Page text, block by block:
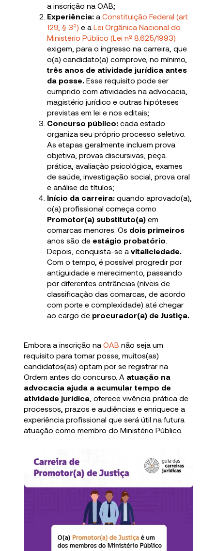
a inscrição na OAB;
Experiência: aConstituição Federal (art.
129, § 3º) e aLei Orgânica Nacional do
Ministério Público (Lei nº 8.625/1993)
exigem, para o ingresso na carreira, que
o(a) candidato(a) comprove, no mínimo,
três anos de atividade jurídica antes
da posse.Esse requisito pode ser
cumprido com atividades na advocacia,
magistério jurídico e outras hipóteses
previstas em lei e nos editais;
Concurso público: cada estado
organiza seu próprio processo seletivo.
As etapas geralmente incluem prova
objetiva, provas discursivas, peça
prática, avaliação psicológica, exames
de saúde, investigação social, prova oral
e análise de títulos;
Início da carreira: quando aprovado(a),
o(a) profissional começa como
Promotor(a) substituto(a) em
comarcas menores. Os dois primeiros
anos são de estágio probatório
Depois, conquista-se avitaliciedade.
Com o tempo, é possível progredir por
antiguidade e merecimento, passando
por diferentes entrâncias (níveis de
classificação das comarcas, de acordo
com porte e complexidade) até chegar
ao cargo de procurador(a) de Justiça.
Embora a inscrição naOAB não seja um
requisito para tomar posse, muitos(as)
candidatos(as) optam por se registrar na
Ordem antes do concurso. A atuação na
advocacia ajuda a acumular tempo de
atividade jurídica , oferece vivência prática de
processos, prazos e audiências e enriquece a
experiência profissional que será útil na futura
atuação como membro do Ministério Público.